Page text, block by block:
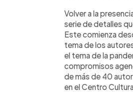
Volver a la
serie de detalles
Este comienza
tema de los
el tema de la
compromisos
de más de 40
en el Centro